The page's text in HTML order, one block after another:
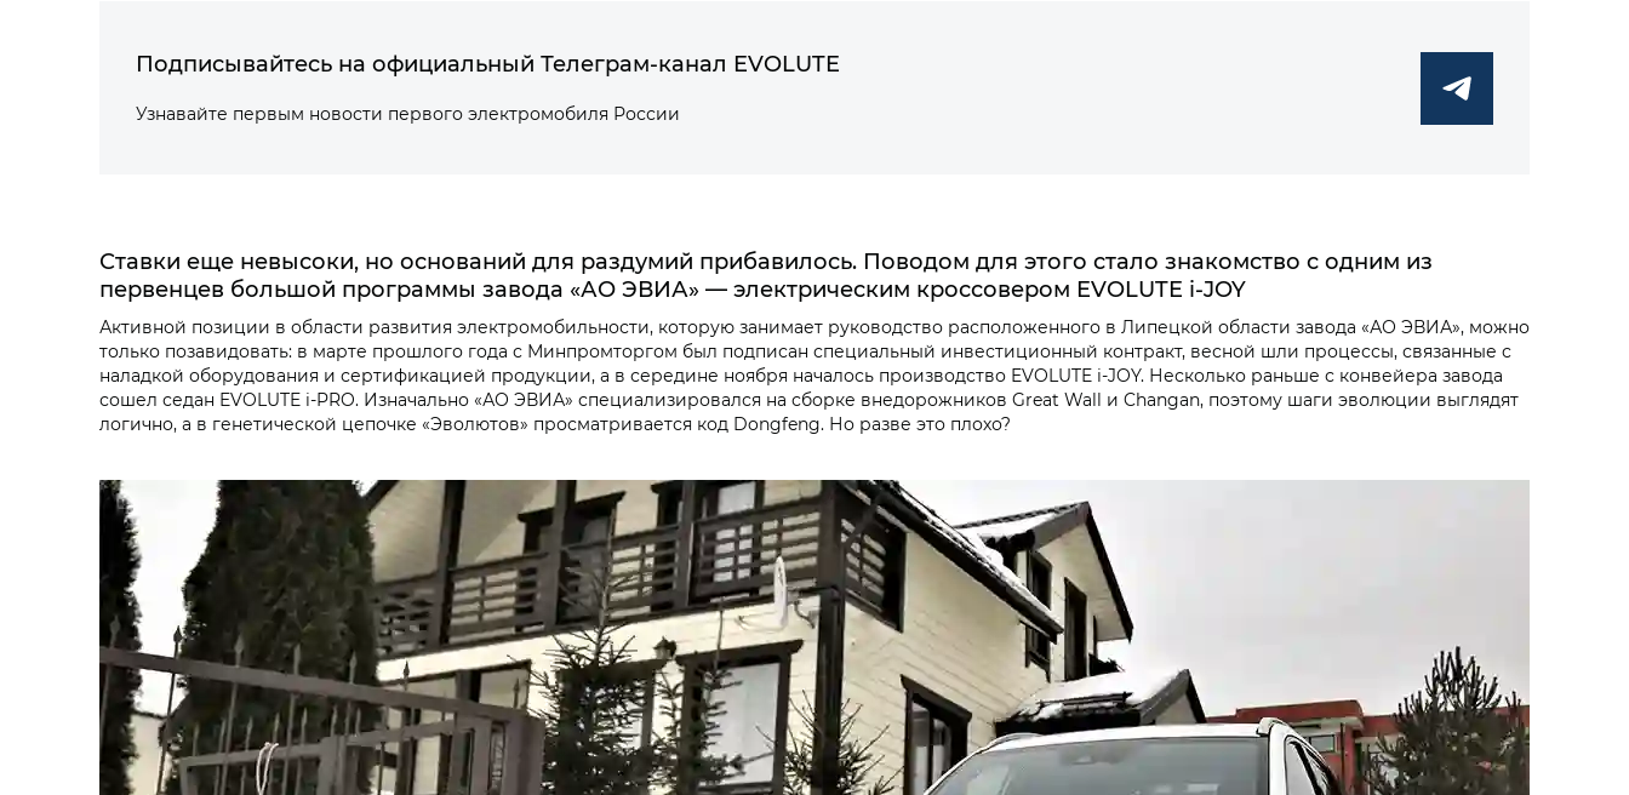
Подписывайтесь на официальный Телеграм-канал EVOLUTE
Узнавайте первым новости первого электромобиля России
Ставки еще невысоки, но оснований для раздумий прибавилось. Поводом для этого стало знакомство с одним из
первенцев большой программы завода «АО ЭВИА» — электрическим кроссовером EVOLUTE i‑JOY
Активной позиции в области развития электромобильности, которую занимает руководство расположенного в Липецкой области завода «АО ЭВИА», можно
только позавидовать: в марте прошлого года с Минпромторгом был подписан специальный инвестиционный контракт, весной шли процессы, связанные с
наладкой оборудования и сертификацией продукции, а в середине ноября началось производство EVOLUTE i‑JOY. Несколько раньше с конвейера завода
сошел седан EVOLUTE i‑PRO. Изначально «АО ЭВИА» специализировался на сборке внедорожников Great Wall и Changan, поэтому шаги эволюции выглядят
логично, а в генетической цепочке «Эволютов» просматривается код Dongfeng. Но разве это плохо?